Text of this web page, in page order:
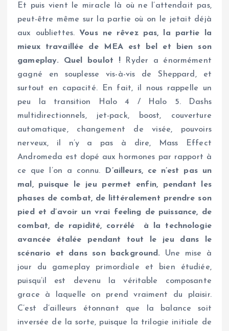
Et puis vient le miracle là où ne l’attendait pas,
peut-être même sur la partie où on le jetait déjà
aux oubliettes. Vous ne rêvez pas, la partie la
mieux travaillée de MEA est bel et bien son
gameplay.
Quel boulot !Ryder a énormément
gagné en souplesse vis-à-vis de Sheppard, et
surtout en capacité. En fait, il nous rappelle un
peu la transition Halo 4 / Halo 5. Dashs
multidirectionnels, jet-pack, boost, couverture
automatique, changement de visée, pouvoirs
nerveux, il n’y a pas à dire, Mass Effect
Andromeda est dopé aux hormones par rapport à
ce que l’on a connu.
D’ailleurs, ce n’est pas un
mal, puisque le jeu permet enfin, pendant les
phases de combat, de littéralement prendre son
pied et d’avoir un vrai feeling de puissance, de
combat, de rapidité, corrélé à la technologie
avancée étalée pendant tout le jeu dans le
scénario et dans son background. Une mise à
jour du gameplay primordiale et bien étudiée,
puisqu’il est devenu la véritable composante
grace à laquelle on prend vraiment du plaisir.
C’est d’ailleurs étonnant que la balance soit
inversée de la sorte, puisque la trilogie initiale de